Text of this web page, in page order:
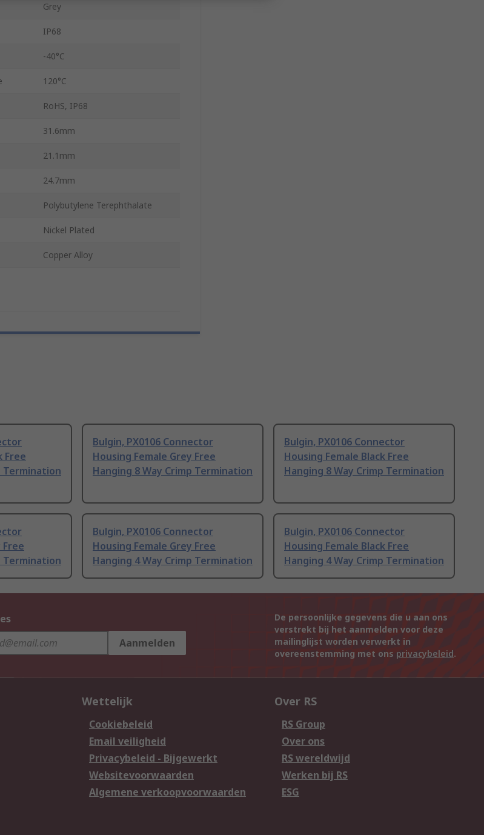
Grey
IP68
-40°C
120°C
RoHS, IP68
31.6mm
21.1mm
24.7mm
Polybutylene Terephthalate
Nickel Plated
Copper Alloy
Free
Termination
Bulgin, PX0106 Connector
Housing Female Grey Free
Hanging 8 Way Crimp Termination
Bulgin, PX0106 Connector
Housing Female Black Free
Hanging 8 Way Crimp Termination
Free
Termination
Bulgin, PX0106 Connector
Housing Female Grey Free
Hanging 4 Way Crimp Termination
Bulgin, PX0106 Connector
Housing Female Black Free
Hanging 4 Way Crimp Termination
Aanmelden
De persoonlijke gegevens die u aan ons
verstrekt bij het aanmelden voor deze
mailinglijst worden verwerkt in
overeenstemming met ons privacybeleid.
Wettelijk
Cookiebeleid
Email veiligheid
Privacybeleid - Bijgewerkt
Websitevoorwaarden
Algemene verkoopvoorwaarden
Over RS
RS Group
Over ons
RS wereldwijd
Werken bij RS
ESG